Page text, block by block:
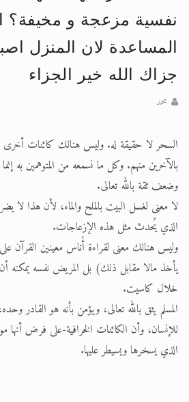
نفسية مزعجة و مخيفة؟
المساعدة لان المنزل
جزاك الله خير الجزاء
محمد
السحر لا حقيقة له. وليس هنالك كائنات أخرى
بالآخرين منهم. وكل ما نسمعه من المتوهمين به
وضعف ثقة بالله تعالى.
لا معنى لغسل البيت بالملح والماء، لأن هذا لا
الذي يُحدث مثل هذه الإزعاجات.
وليس هنالك معنى لقراءة أُناس معينين
يأخذ مالا مقابل ذلك) بل المريض نفسه يمكنه
خلال كاسيت.
المسلم يثق بالله تعالى، ويؤمن بأنه هو
للإنسان، وأن الكائنات الخرافية-على فرض أنها
الذي يسخرها ويسيطر عليها.